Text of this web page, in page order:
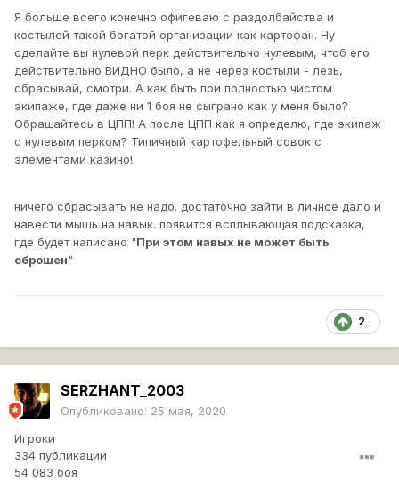
Я больше всего конечно офигеваю с раздолбайства и
костылей такой богатой организации как картофан. Ну
сделайте вы нулевой перк действительно нулевым, чтоб его
действительно ВИДНО было, а не через костыли - лезь,
сбрасывай, смотри. А как быть при полностью чистом
экипаже, где даже ни 1 боя не сыграно как у меня было?
Обращайтесь в ЦПП! А после ЦПП как я определю, где экипаж
с нулевым перком? Типичный картофельный совок с
элементами казино!
ничего сбрасывать не надо. достаточно зайти в личное дало и
навести мышь на навык. появится всплывающая подсказка,
где будет написано "При этом навых не может быть
сброшен"
2
SERZHANT_2003
Опубликовано: 25 мая, 2020
Игроки
334 публикации
54 083 боя